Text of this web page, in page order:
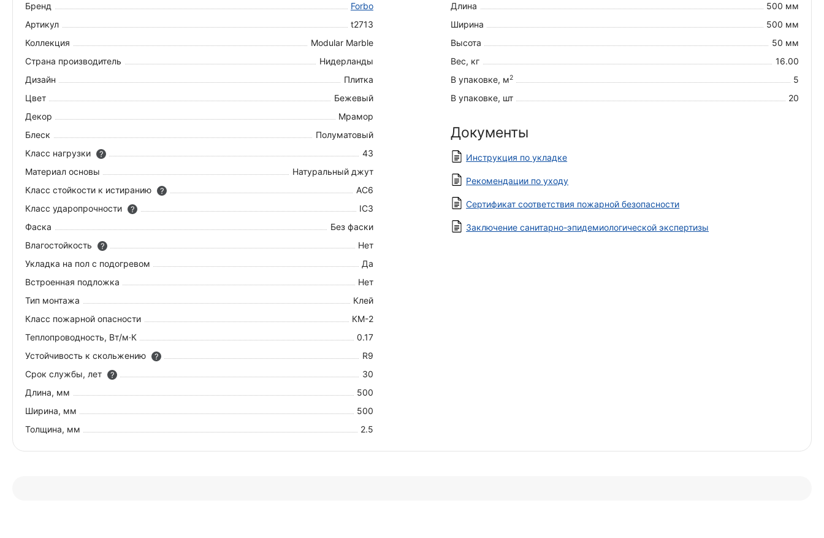
Бренд
Forbo
Артикул
t2713
Коллекция
Modular Marble
Страна производитель
Нидерланды
Дизайн
Плитка
Цвет
Бежевый
Декор
Мрамор
Блеск
Полуматовый
Класс нагрузки
?
43
Материал основы
Натуральный джут
Класс стойкости к истиранию
?
AC6
Класс ударопрочности
?
IC3
Фаска
Без фаски
Влагостойкость
?
Нет
Укладка на пол c подогревом
Да
Встроенная подложка
Нет
Тип монтажа
Клей
Класс пожарной опасности
КМ-2
Теплопроводность, Вт/м·К
0.17
Устойчивость к скольжению
?
R9
Срок службы, лет
?
30
Длина, мм
500
Ширина, мм
500
Толщина, мм
2.5
Длина
500 мм
Ширина
500 мм
Высота
50 мм
Вес, кг
16.00
В упаковке, м2
5
В упаковке, шт
20
Документы
Инструкция по укладке
Рекомендации по уходу
Сертификат соответствия пожарной безопасности
Заключение санитарно-эпидемиологической экспертизы